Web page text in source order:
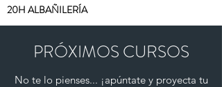
20H ALBAÑILERÍA
PRÓXIMOS CURSOS
No te lo pienses... ¡apúntate y proyecta tu